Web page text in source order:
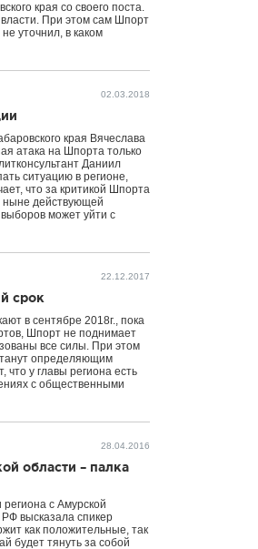
края со своего поста.
При этом сам Шпорт
уточнил, в каком
02.03.2018
края Вячеслава
атака на Шпорта только
Даниил
ситуацию в регионе,
что за критикой Шпорта
ныне действующей
может уйти с
22.12.2017
срок
в сентябре 2018г., пока
Шпорт не поднимает
все силы. При этом
определяющим
у главы региона есть
с общественными
28.04.2016
области – палка
с Амурской
высказала спикер
как положительные, так
будет тянуть за собой